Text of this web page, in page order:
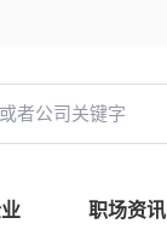
职场资讯